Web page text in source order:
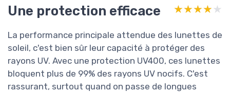
Une protection efficace ★★★★★
★★★★★
La performance principale attendue des lunettes de
soleil, c'est bien sûr leur capacité à protéger des
rayons UV. Avec une protection UV400, ces lunettes
bloquent plus de 99% des rayons UV nocifs. C'est
rassurant, surtout quand on passe de longues